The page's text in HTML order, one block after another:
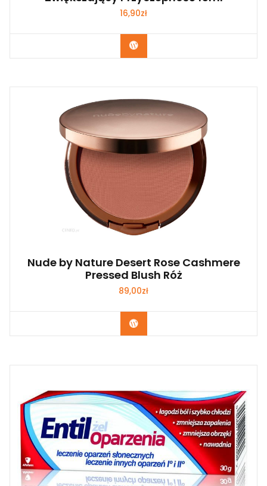
16,90zł
Zobacz
Nude by Nature Desert Rose Cashmere
Pressed Blush Róż
89,00zł
Zobacz